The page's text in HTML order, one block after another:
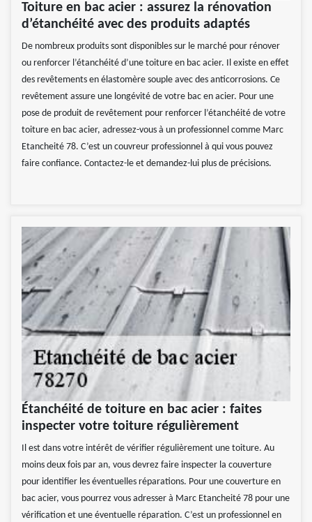
Toiture en bac acier : assurez la rénovation
d’étanchéité avec des produits adaptés
De nombreux produits sont disponibles sur le marché pour rénover
ou renforcer l’étanchéité d’une toiture en bac acier. Il existe en effet
des revêtements en élastomère souple avec des anticorrosions. Ce
revêtement assure une longévité de votre bac en acier. Pour une
pose de produit de revêtement pour renforcer l’étanchéité de votre
toiture en bac acier, adressez-vous à un professionnel comme Marc
Etancheité 78. C’est un couvreur professionnel à qui vous pouvez
faire confiance. Contactez-le et demandez-lui plus de précisions.
Étanchéité de toiture en bac acier : faites
inspecter votre toiture régulièrement
Il est dans votre intérêt de vérifier régulièrement une toiture. Au
moins deux fois par an, vous devrez faire inspecter la couverture
pour identifier les éventuelles réparations. Pour une couverture en
bac acier, vous pourrez vous adresser à Marc Etancheité 78 pour une
vérification et une éventuelle réparation. C’est un professionnel en